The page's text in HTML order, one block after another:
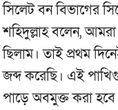
সিলেট বন বিভাগের
শহিদুল্লাহ বলেন,
ছিলাম। তাই প্রথম
জব্দ করেছি। এই
পাড়ে অবমুক্ত করা